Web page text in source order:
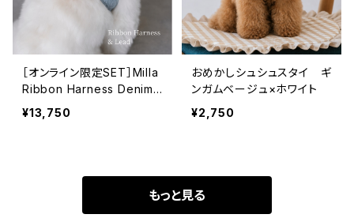
［オンライン限定SET］Milla
Ribbon Harness Denim
＋Cafe Lead SET ＜名
前刻印サービス＞ブルー
¥13,750
おめかしシュシュスタイ ギ
ンガムベージュ×ホワイト
¥2,750
もっと見る